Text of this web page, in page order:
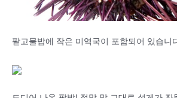
팥고물밥에 작은 미역국이 포함되어 있습니